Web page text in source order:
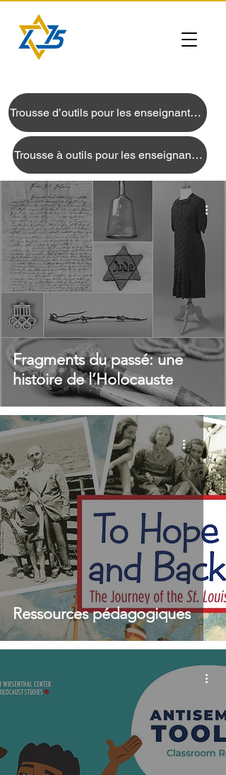
Trousse d’outils pour les enseignants en anglais
Trousse à outils pour les enseignants en français
Fragments du passé: une
histoire de l’Holocauste
Ressources pédagogiques